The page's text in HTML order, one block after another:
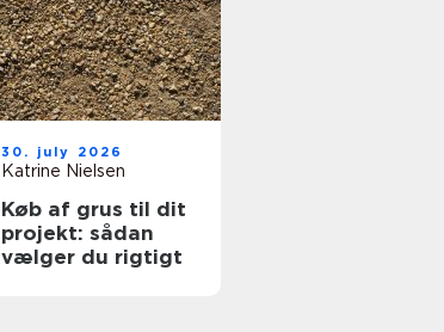
30. july 2026
Katrine Nielsen
Køb af grus til dit
projekt: sådan
vælger du rigtigt